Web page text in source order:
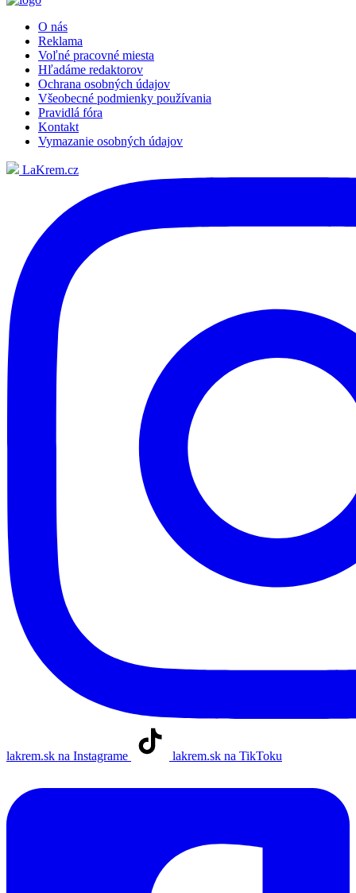
O nás
Reklama
Voľné pracovné miesta
Hľadáme redaktorov
Ochrana osobných údajov
Všeobecné podmienky používania
Pravidlá fóra
Kontakt
Vymazanie osobných údajov
LaKrem.cz
lakrem.sk na Instagrame lakrem.sk na TikToku